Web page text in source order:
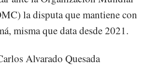
la disputa que mantiene con
misma que data desde 2021.
Alvarado Quesada